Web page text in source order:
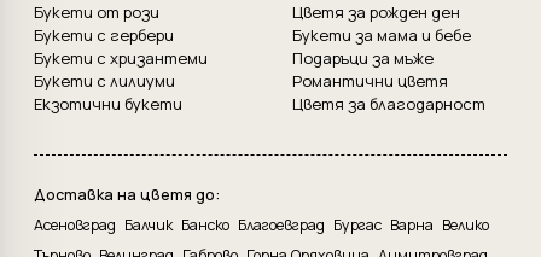
Букети от рози
Букети с гербери
Букети с хризантеми
Букети с лилиуми
Екзотични букети
Цветя за рожден ден
Букети за мама и бебе
Подаръци за мъже
Романтични цветя
Цветя за благодарност
Доставка на цветя до:
Асеновград Балчик Банско Благоевград Бургас Варна Велико